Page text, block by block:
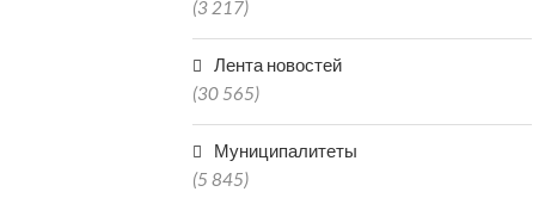
(3 217)
Лента новостей
(30 565)
Муниципалитеты
(5 845)